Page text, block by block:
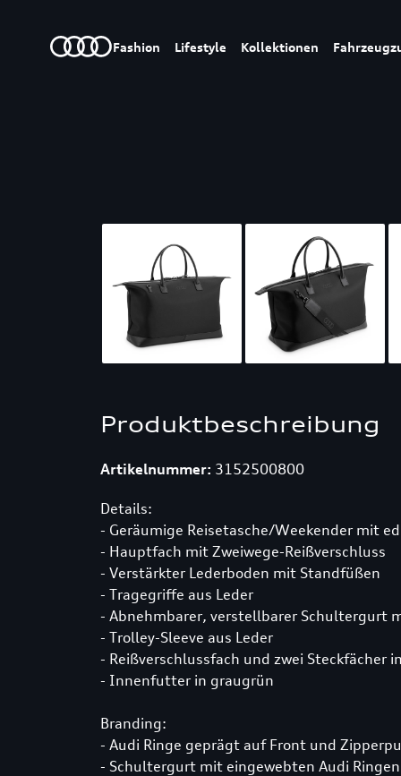
Fashion Lifestyle Kollektionen
Produktbeschreibung
Artikelnummer: 3152500800
Details:
- Geräumige Reisetasche/Weekender mit
- Hauptfach mit Zweiwege-Reißverschluss
- Verstärkter Lederboden mit Standfüßen
- Tragegriffe aus Leder
- Abnehmbarer, verstellbarer Schultergurt
- Trolley-Sleeve aus Leder
- Reißverschlussfach und zwei Steckfächer
- Innenfutter in graugrün
Branding:
- Audi Ringe geprägt auf Front und
- Schultergurt mit eingewebten Audi Ringen